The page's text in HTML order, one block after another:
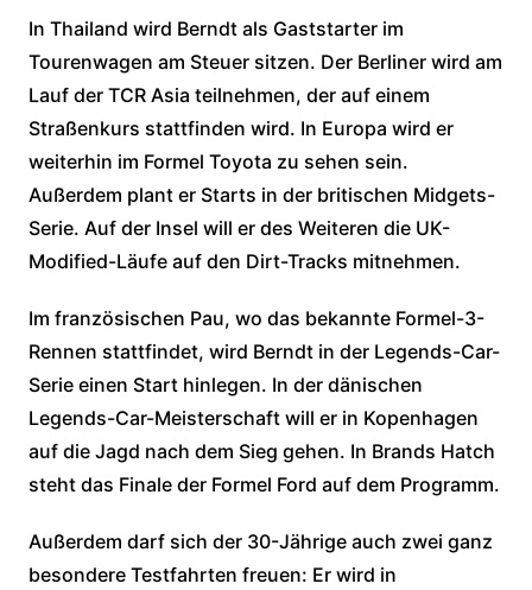
In Thailand wird Berndt als Gaststarter im
Tourenwagen am Steuer sitzen. Der Berliner wird am
Lauf der TCR Asia teilnehmen, der auf einem
Straßenkurs stattfinden wird. In Europa wird er
weiterhin im Formel Toyota zu sehen sein.
Außerdem plant er Starts in der britischen Midgets-
Serie. Auf der Insel will er des Weiteren die UK-
Modified-Läufe auf den Dirt-Tracks mitnehmen.
Im französischen Pau, wo das bekannte Formel-3-
Rennen stattfindet, wird Berndt in der Legends-Car-
Serie einen Start hinlegen. In der dänischen
Legends-Car-Meisterschaft will er in Kopenhagen
auf die Jagd nach dem Sieg gehen. In Brands Hatch
steht das Finale der Formel Ford auf dem Programm.
Außerdem darf sich der 30-Jährige auch zwei ganz
besondere Testfahrten freuen: Er wird in